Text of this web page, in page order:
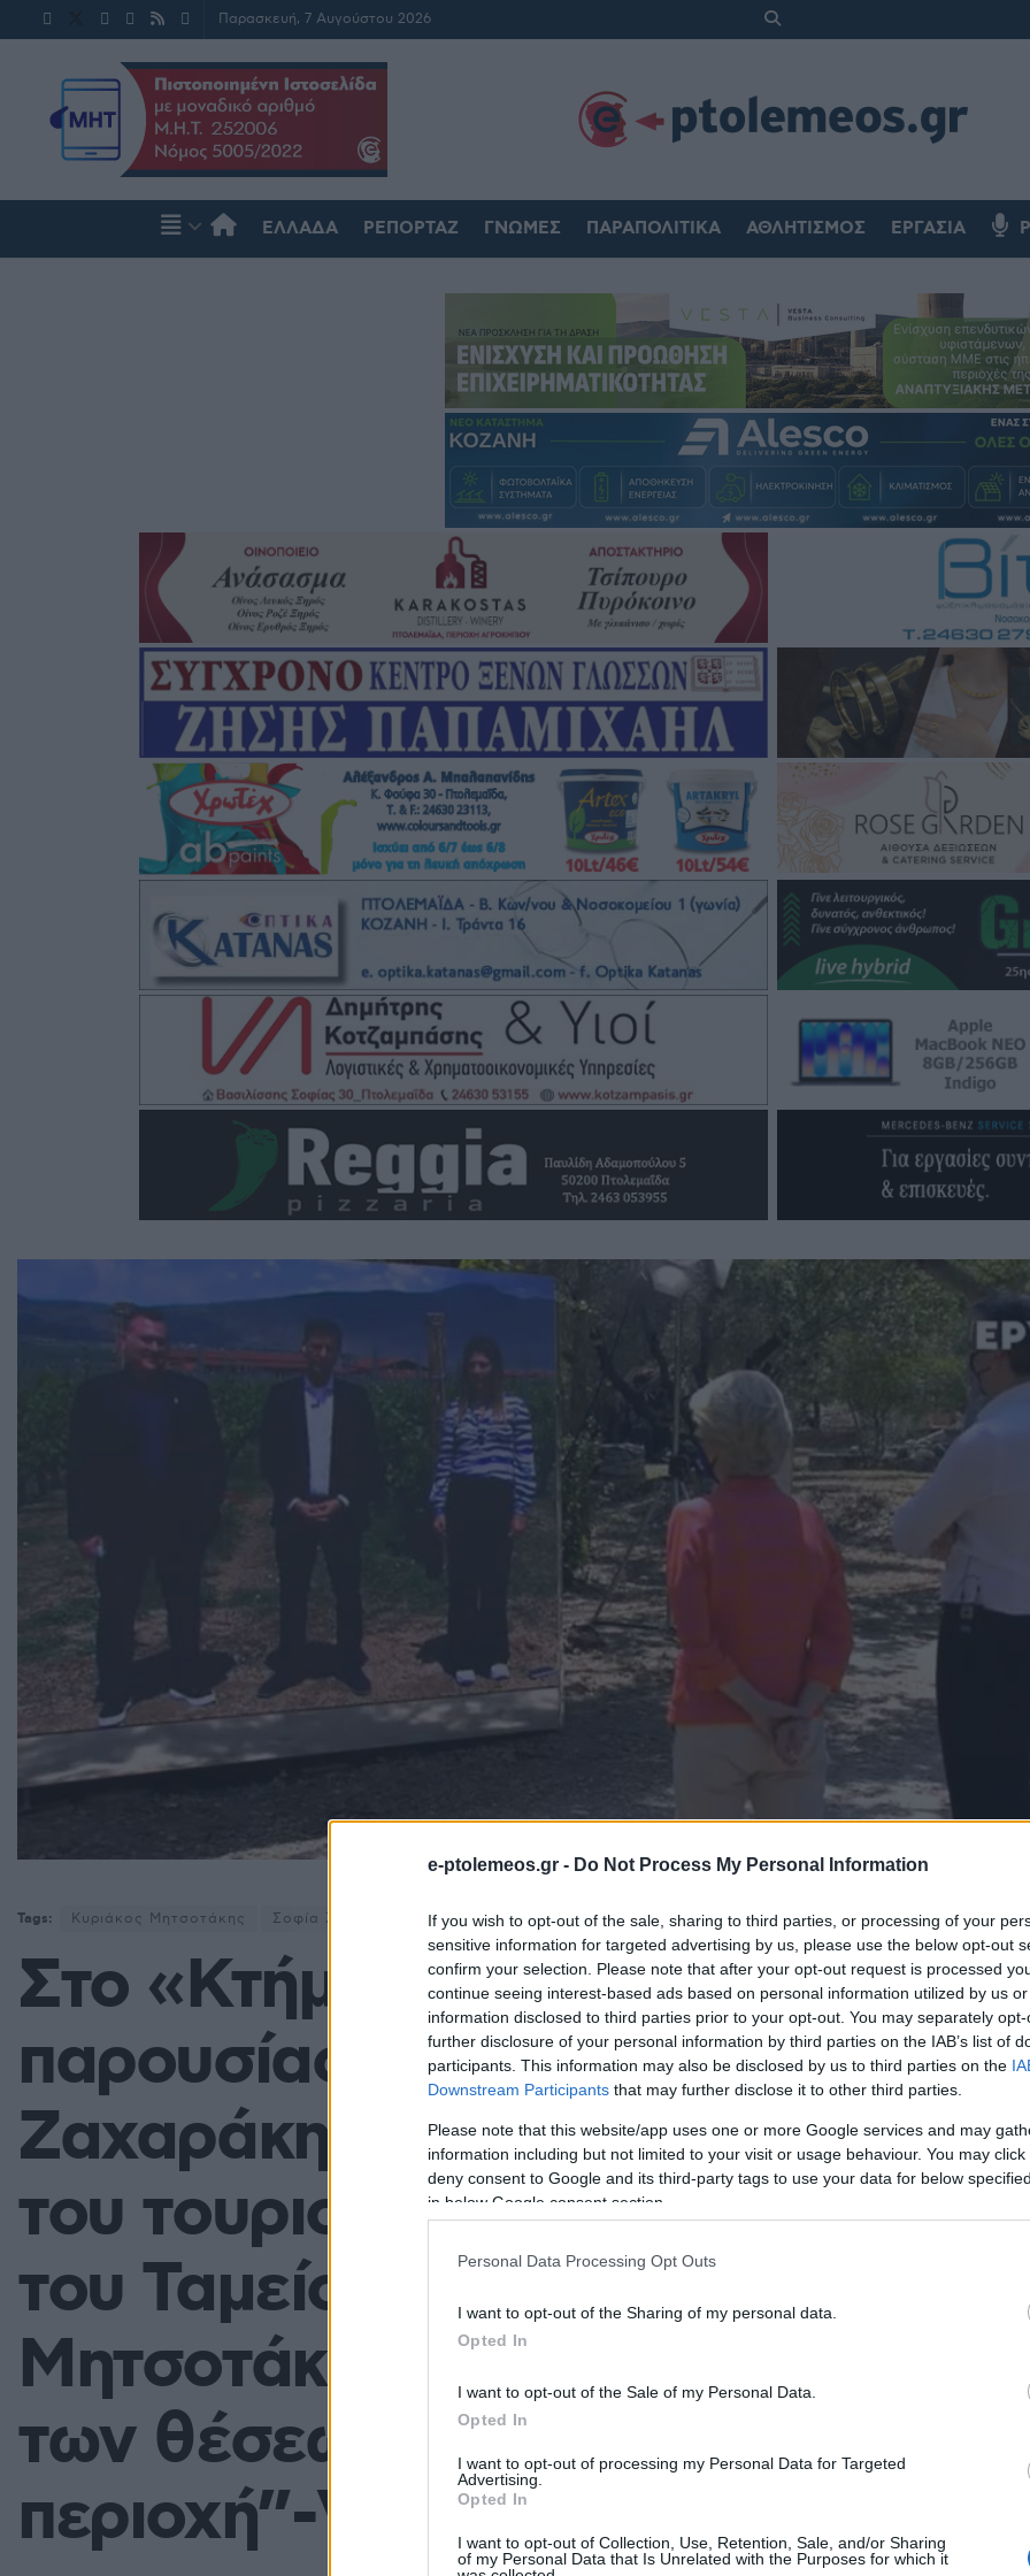
e-ptolemeos.gr - Do Not Process My Personal Information
If you wish to opt-out of the sale, sharing to third parties, or processing of your
sensitive information for targeted advertising by us, please use the below opt-out
confirm your selection. Please note that after your opt-out request is processed
continue seeing interest-based ads based on personal information utilized by us
information disclosed to third parties prior to your opt-out. You may separately
further disclosure of your personal information by third parties on the IAB’s list of
participants. This information may also be disclosed by us to third parties on the
Downstream Participants that may further disclose it to other third parties.
Please note that this website/app uses one or more Google services and may
information including but not limited to your visit or usage behaviour. You may
deny consent to Google and its third-party tags to use your data for below
in below Google consent section.
Personal Data Processing Opt Outs
I want to opt-out of the Sharing of my personal data.
Opted In
I want to opt-out of the Sale of my Personal Data.
Opted In
I want to opt-out of processing my Personal Data for Targeted
Advertising.
Opted In
I want to opt-out of Collection, Use, Retention, Sale, and/or Sharing
of my Personal Data that Is Unrelated with the Purposes for which it
Παρασκευή, 7 Αυγούστου 2026
ΕΛΛΆΔΑ ΡΕΠΟΡΤΆΖ ΓΝΏΜΕΣ ΠΑΡΑΠΟΛΙΤΙΚΆ ΑΘΛΗΤΙΣΜΌΣ ΕΡΓΑΣΊΑ
Tags: Κυριάκος Μητσοτάκης Σοφία Ζαχαράκη τουρισμός ΥΠΟΥΡΓΕΙΟ ΤΟΥΡΙΣΜΟΥ Χάρης Θεοχάρης
Στο «Κτήμα Άλφα» του
παρουσίασαν Θεοχάρης –
Ζαχαράκη τις δράσεις
του τουριστικού προϊόντος μέσω
του Ταμείου Ανάκαμψης –
Μητσοτάκης: “Βλέπετε το
των θέσεων εργασίας για την
περιοχή”-VIDEO